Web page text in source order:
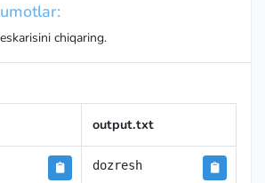
chiqaring.
output.txt
dozresh